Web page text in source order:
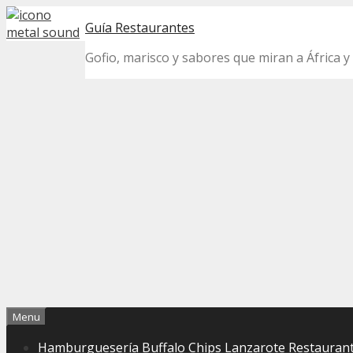
Skip
to
Guía Restaurantes
Gofio, marisco y sabores que miran a África
Menu
Hamburguesería Buffalo Chips Lanzarote